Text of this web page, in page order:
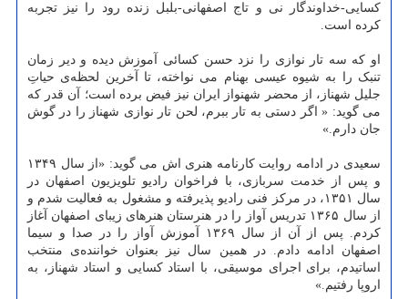
کسایی-خداوندگار نی و تاج اصفهانی-بلبل زنده رود را نیز تجربه
کرده است.
او که سه تار نوازی را نزد حسن کسائی آموزش دیده و دیر زمان
تنبک را به شیوه عیسی بهنام می نواخته، تا آخرین لحظه‌ی حیاتِ
جلیل شهناز، از محضر شهنواز ایران نیز فیض برده است؛ آن قدر که
می گوید: « اگر دستی به تار ببرم، لحن تار نوازی شهناز را در گوش
جان دارم.»
سعیدی در ادامه روایت کارنامه هنری اش می گوید: «از سال ۱۳۴۹
و پس از خدمت سربازی، با فراخوان رادیو تلویزیون اصفهان در
سال ۱۳۵۱، در مرکز فنی رادیو پذیرفته و مشغول به فعالیت شدم و
از سال ۱۳۶۵ تدریس آواز را در هنرستان هنرهای زیبای اصفهان آغاز
کردم. پس از آن از سال ۱۳۶۹ آموزش آواز را در صدا و سیما
اصفهان ادامه دادم. در همین سال نیز بعنوان خواننده‌ی منتخب
اساتیدم، برای اجرای موسیقی، با استاد کسایی و استاد شهناز، به
اروپا رفتیم.»